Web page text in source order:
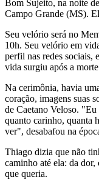
Bom Sujeito, na noite
Campo Grande (MS).
Seu velório será no
10h. Seu velório em
perfil nas redes sociais,
vida surgiu após a
Na cerimônia, havia
coração, imagens suas
de Caetano Veloso. "Eu
quanto carinho, quanta
ver", desabafou na
Thiago dizia que não
caminho até ela: da
que queria.